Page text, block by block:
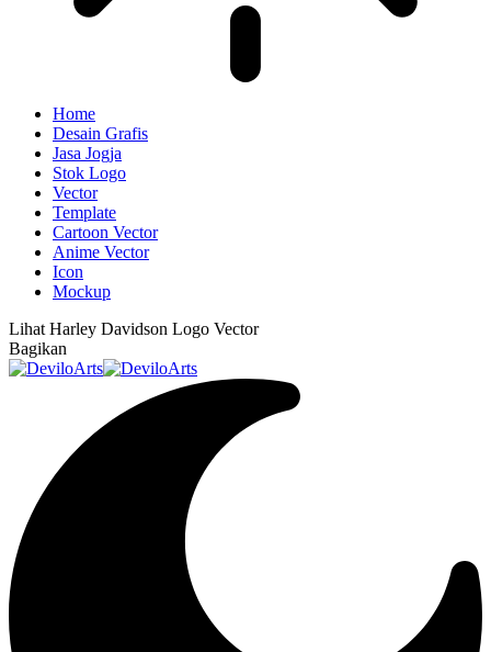
Home
Desain Grafis
Jasa Jogja
Stok Logo
Vector
Template
Cartoon Vector
Anime Vector
Icon
Mockup
Lihat Harley Davidson Logo Vector
Bagikan